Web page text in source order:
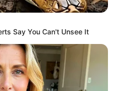
Say You Can't Unsee It